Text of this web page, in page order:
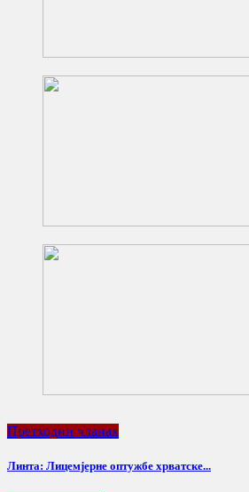
Претходни чланак
Линта: Лицемјерне оптужбе хрватске...